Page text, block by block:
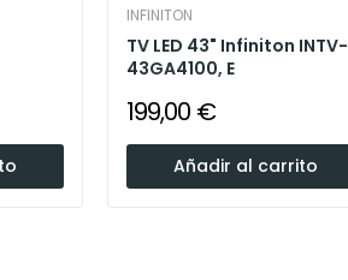
INFINITON
TV LED 43" Infiniton INTV-
43GA4100, E
199,00 €
Añadir al carrito